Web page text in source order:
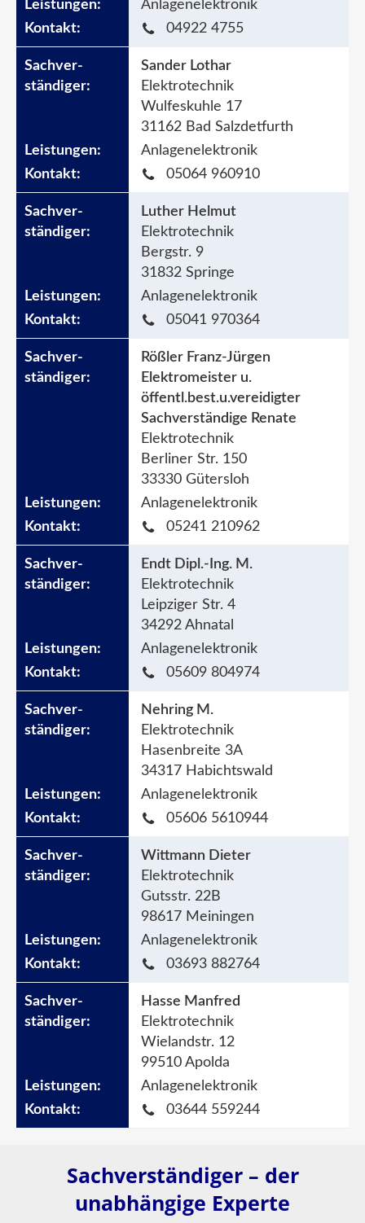
Anlagenelektronik
04922 4755
Sander Lothar
Elektrotechnik
Wulfeskuhle 17
31162 Bad Salzdetfurth
Anlagenelektronik
05064 960910
Luther Helmut
Elektrotechnik
Bergstr. 9
31832 Springe
Anlagenelektronik
05041 970364
Rößler Franz-Jürgen
Elektromeister u.
öffentl.best.u.vereidigter
Sachverständige Renate
Elektrotechnik
Berliner Str. 150
33330 Gütersloh
Anlagenelektronik
05241 210962
Endt Dipl.-Ing. M.
Elektrotechnik
Leipziger Str. 4
34292 Ahnatal
Anlagenelektronik
05609 804974
Nehring M.
Elektrotechnik
Hasenbreite 3A
34317 Habichtswald
Anlagenelektronik
05606 5610944
Wittmann Dieter
Elektrotechnik
Gutsstr. 22B
98617 Meiningen
Anlagenelektronik
03693 882764
Hasse Manfred
Elektrotechnik
Wielandstr. 12
99510 Apolda
Anlagenelektronik
03644 559244
Sachverständiger – der
unabhängige Experte